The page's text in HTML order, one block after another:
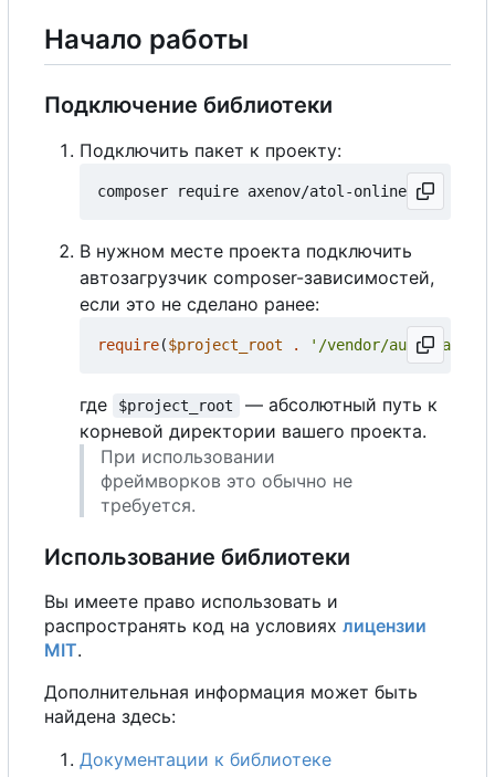
Начало работы
Подключение библиотеки
Подключить пакет к проекту:
В нужном месте проекта подключить
автозагрузчик composer-зависимостей,
если это не сделано ранее:
require($project_root . '/vendor/
где $project_root
— абсолютный путь к
корневой директории вашего проекта.
При использовании
фреймворков это обычно не
требуется.
Использование библиотеки
Вы имеете право использовать и
распространять код на условиях лицензии
MIT.
Дополнительная информация может быть
найдена здесь:
Документации к библиотеке